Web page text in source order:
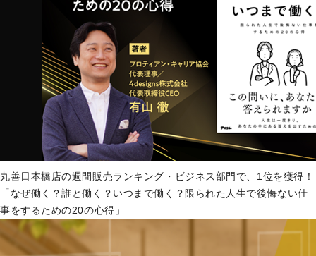
丸善日本橋店の週間販売ランキング・ビジネス部門で、1位を獲得！
「なぜ働く？誰と働く？いつまで働く？限られた人生で後悔ない仕
事をするための20の心得」